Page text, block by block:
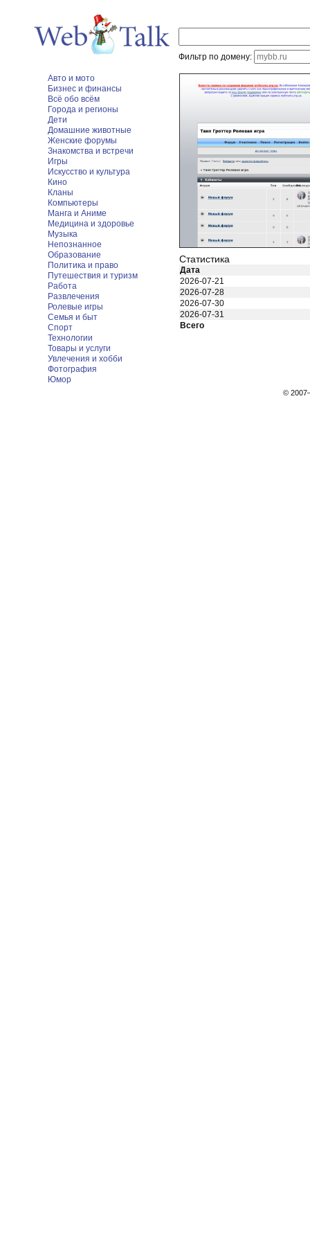
Фильтр по домену:
Авто и мото
Бизнес и финансы
Всё обо всём
Города и регионы
Дети
Домашние животные
Женские форумы
Знакомства и встречи
Игры
Искусство и культура
Кино
Кланы
Компьютеры
Манга и Аниме
Медицина и здоровье
Музыка
Непознанное
Образование
Политика и право
Путешествия и туризм
Работа
Развлечения
Ролевые игры
Семья и быт
Спорт
Технологии
Товары и услуги
Увлечения и хобби
Фотография
Юмор
Статистика
Дата
2026-07-21
2026-07-28
2026-07-30
2026-07-31
Всего
©